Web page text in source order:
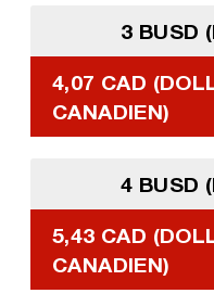
3 BUSD
4,07 CAD
CANADIEN)
4 BUSD
5,43 CAD
CANADIEN)